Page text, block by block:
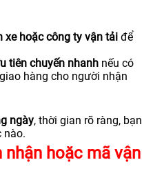
xe hoặc công ty vận tải để
tiên chuyến nhanh nếu có
hàng cho người nhận
ngày, thời gian rõ ràng, bạn
nào.
nhận hoặc mã vận